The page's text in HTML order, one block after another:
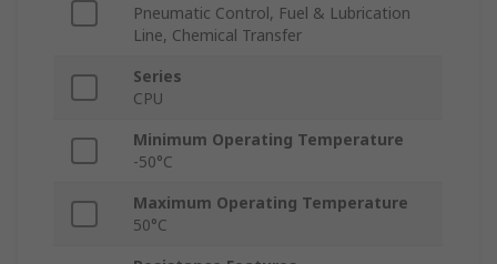
Pneumatic Control, Fuel & Lubrication
Line, Chemical Transfer
Series
CPU
Minimum Operating Temperature
-50°C
Maximum Operating Temperature
50°C